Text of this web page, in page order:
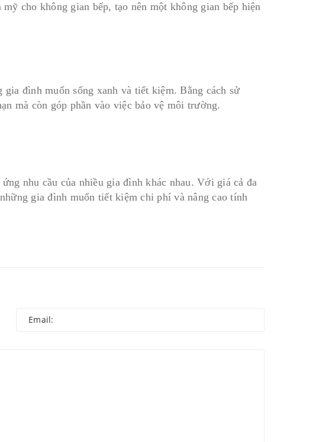
cho không gian bếp, tạo nên một không gian bếp hiện
đình muốn sống xanh và tiết kiệm. Bằng cách sử
mà còn góp phần vào việc bảo vệ môi trường.
nhu cầu của nhiều gia đình khác nhau. Với giá cả đa
gia đình muốn tiết kiệm chi phí và nâng cao tính